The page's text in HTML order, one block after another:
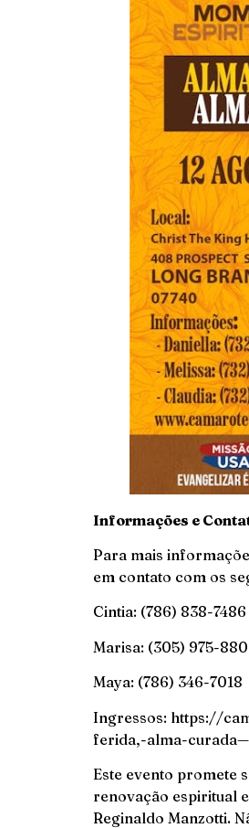
Informações e
Para mais
em contato com os
Cintia: (786) 838-7486
Marisa: (305) 975-
Maya: (786) 346-7018
Ingressos: https://
ferida,-alma-
Este evento promete
renovação espiritual
Reginaldo Manzotti.